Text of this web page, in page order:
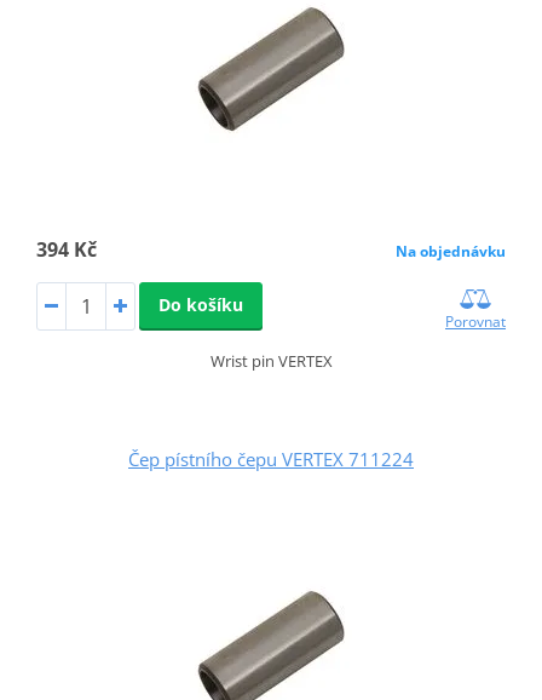
394 Kč Na objednávku
Do košíku
Porovnat
Wrist pin VERTEX
Čep pístního čepu VERTEX 711224